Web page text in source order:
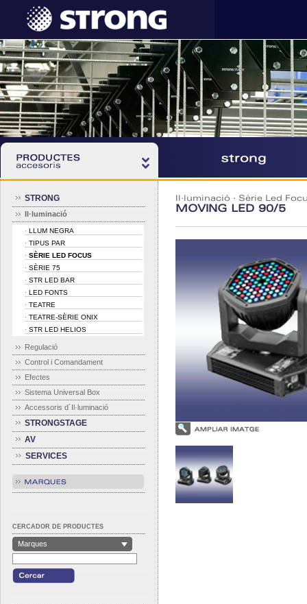
STRONG
Il·luminació
· LLUM NEGRA
· TIPUS PAR
· SÈRIE LED FOCUS
· SÈRIE 75
· STR LED BAR
· LED FONTS
· TEATRE
· TEATRE-SÈRIE ONIX
· STR LED HELIOS
Regulació
Control i Comandament
Efectes
Sistema Universal Box
Accessoris d´Il·luminació
STRONGSTAGE
AV
SERVICES
CERCADOR DE PRODUCTES
Marques
Il·luminació · Sèrie Led
MOVING LED 90/5